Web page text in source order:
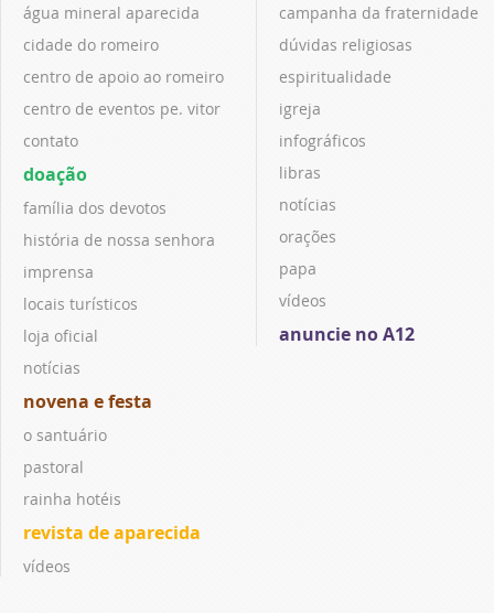
água mineral aparecida
cidade do romeiro
centro de apoio ao romeiro
centro de eventos pe. vitor
contato
doação
família dos devotos
história de nossa senhora
imprensa
locais turísticos
loja oficial
notícias
novena e festa
o santuário
pastoral
rainha hotéis
revista de aparecida
vídeos
campanha da fraternidade
dúvidas religiosas
espiritualidade
igreja
infográficos
libras
notícias
orações
papa
vídeos
anuncie no A12